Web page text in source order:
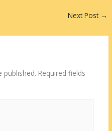
Next Post →
published. Required fields